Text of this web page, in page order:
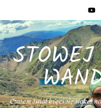
Czasem świat kręci się wokół